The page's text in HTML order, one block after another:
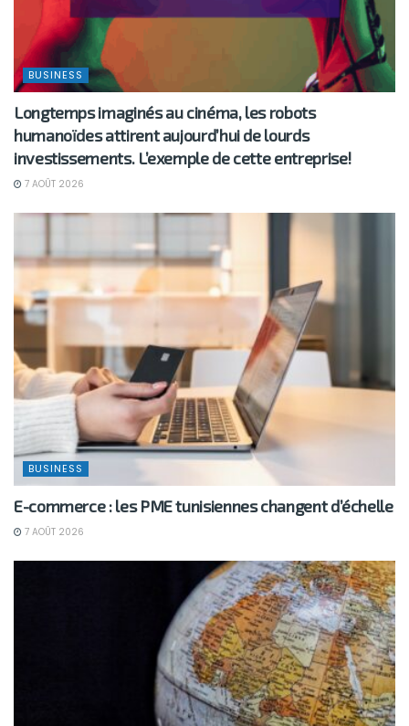
BUSINESS
Longtemps imaginés au cinéma, les robots
humanoïdes attirent aujourd’hui de lourds
investissements. L’exemple de cette entreprise!
7 AOÛT 2026
BUSINESS
E-commerce : les PME tunisiennes changent d’échelle
7 AOÛT 2026